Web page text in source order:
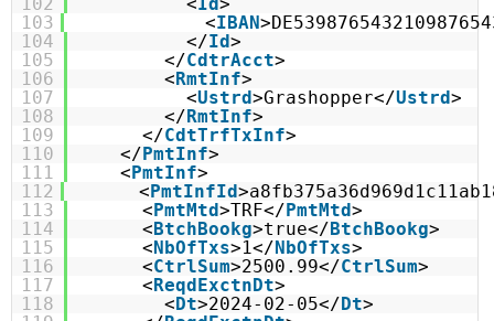
102
<Id>
103
<IBAN
104
</Id>
105
</CdtrAcct>
106
< RmtInf>
107
<Ustrd>Grashopper</Ustrd>
108
</ RmtInf>
109
</CdtTrfTxInf>
110
</ PmtInf>
111
< PmtInf>
112
< PmtInfId
113
< PmtMtd>TRF</ PmtMtd>
114
< BtchBookg>true</ BtchBookg>
115
< NbOfTxs>1</ NbOfTxs>
116
<CtrlSum>2500.99</CtrlSum>
117
< ReqdExctnDt>
118
< Dt>2024-02-05</ Dt>